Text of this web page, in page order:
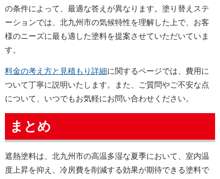
の条件によって、最適な答えが異なります。塗り替えステ
ーションでは、北九州市の気候特性を理解した上で、お客
様のニーズに最も適した塗料を提案させていただいていま
す。
料金の考え方と見積もり詳細に関するページでは、費用に
ついて丁寧に説明いたします。また、ご質問やご不安な点
について、いつでもお気軽にお問い合わせください。
まとめ
遮熱塗料は、北九州市の高温多湿な夏季において、室内温
度上昇を抑え、冷房費を削減する効果が期待できる塗料で